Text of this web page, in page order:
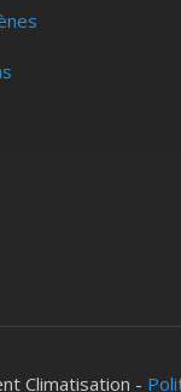
Climatisation -